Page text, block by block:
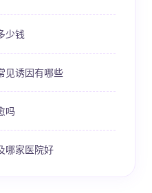
少钱
见诱因有哪些
吗
哪家医院好